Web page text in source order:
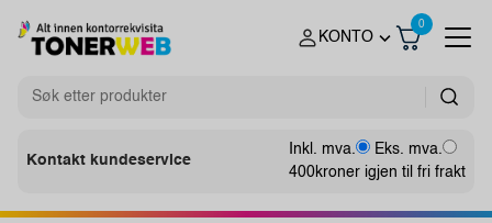
KONTO
0
Kontakt kundeservice
Inkl. mva.
Eks. mva.
400kroner igjen til fri frakt